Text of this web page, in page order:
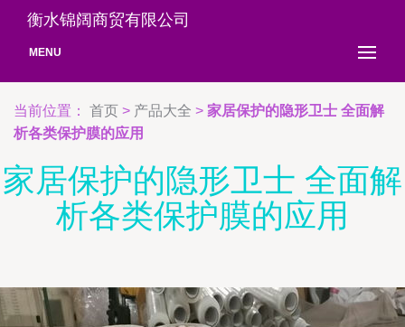
衡水锦阔商贸有限公司
MENU
当前位置： 首页 > 产品大全 > 家居保护的隐形卫士 全面解
析各类保护膜的应用
家居保护的隐形卫士 全面解
析各类保护膜的应用